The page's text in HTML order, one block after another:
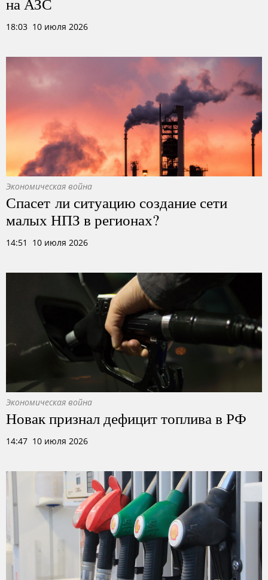
18:03 10 июля 2026
Экономическая война
Спасет ли ситуацию создание сети
малых НПЗ в регионах?
14:51 10 июля 2026
Экономическая война
Новак признал дефицит топлива в РФ
14:47 10 июля 2026